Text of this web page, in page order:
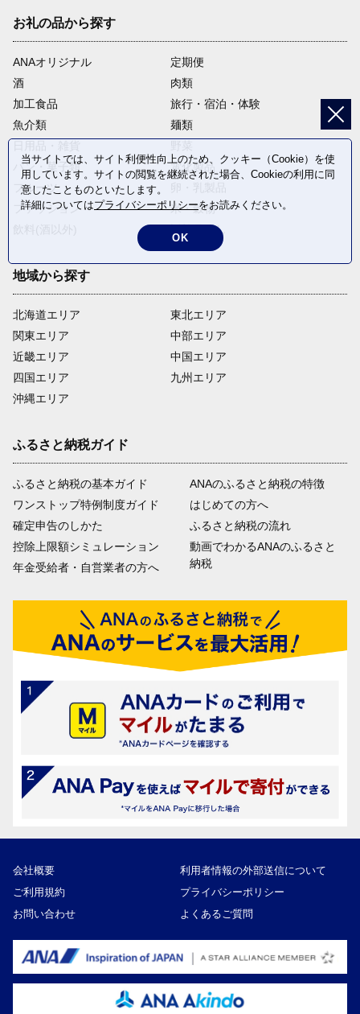
お礼の品から探す
ANAオリジナル
定期便
酒
肉類
加工食品
旅行・宿泊・体験
魚介類
麺類
パン・菓子類
電化製品
フルーツ
ファッション
米・穀物
返礼品なし
地域から探す
北海道エリア
関東エリア
近畿エリア
四国エリア
沖縄エリア
東北エリア
中部エリア
中国エリア
九州エリア
ふるさと納税ガイド
ふるさと納税の基本ガイド
ワンストップ特例制度ガイド
確定申告のしかた
控除上限額シミュレーション
年金受給者・自営業者の方へ
ANAのふるさと納税の特徴
はじめての方へ
ふるさと納税の流れ
動画でわかるANAのふるさと
納税
会社概要
利用者情報の外部送信について
ご利用規約
プライバシーポリシー
お問い合わせ
よくあるご質問
当サイトでは、サイト利便性向上のため、クッキー（Cookie）を使
用しています。サイトの閲覧を継続された場合、Cookieの利用に同
意したことものといたします。
詳細についてはプライバシーポリシーをお読みください。
OK